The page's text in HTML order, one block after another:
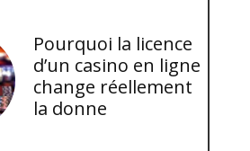
Pourquoi la licence
d’un casino en ligne
change réellement
la donne